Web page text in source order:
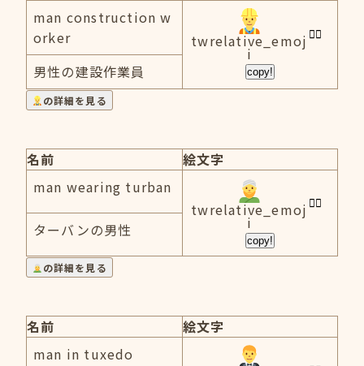
man construction w
orker
twrelative_emoj
i
copy!
男性の建設作業員
の詳細を見る
名前
絵文字
man wearing turban
twrelative_emoj
i
copy!
ターバンの男性
の詳細を見る
名前
絵文字
man in tuxedo